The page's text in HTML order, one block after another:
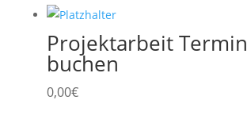
Projektarbeit Termin
buchen
0,00€